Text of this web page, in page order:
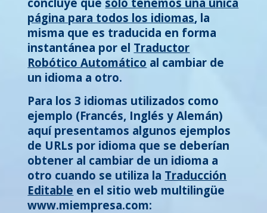
página para todos los idiomas, la
misma que es traducida en forma
instantánea por el Traductor
Robótico Automático al cambiar de
un idioma a otro.
Para los 3 idiomas utilizados como
ejemplo (Francés, Inglés y Alemán)
aquí presentamos algunos ejemplos
de URLs por idioma que se deberían
obtener al cambiar de un idioma a
otro cuando se utiliza la Traducción
Editable en el sitio web multilingüe
www.miempresa.com: